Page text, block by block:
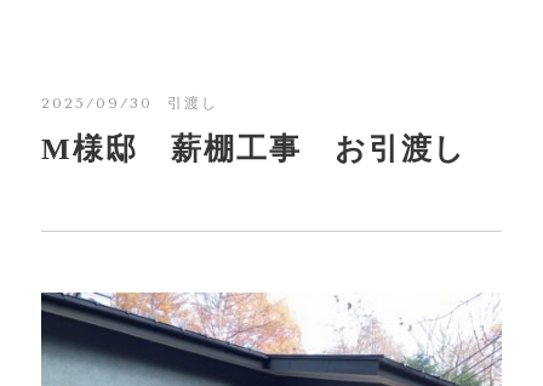
薪ストーブ
庭手入れの総合サービス
薪の販売
2025/09/30 引渡し
M様邸 薪棚工事 お引渡し